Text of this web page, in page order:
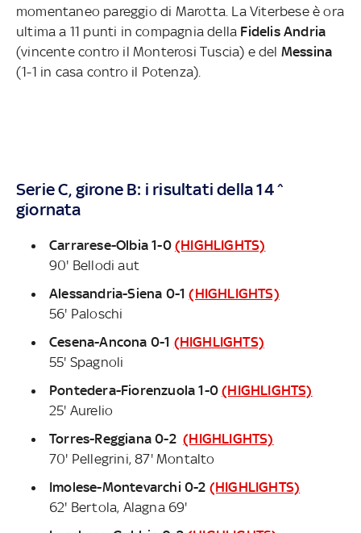
momentaneo pareggio di Marotta. La Viterbese è ora
ultima a 11 punti in compagnia della Fidelis Andria
(vincente contro il Monterosi Tuscia) e del Messina
(1-1 in casa contro il Potenza).
Serie C, girone B: i risultati della 14^
giornata
Carrarese-Olbia 1-0 (HIGHLIGHTS)
90' Bellodi aut
Alessandria-Siena 0-1(HIGHLIGHTS)
56' Paloschi
Cesena-Ancona 0-1 (HIGHLIGHTS)
55' Spagnoli
Pontedera-Fiorenzuola 1-0(HIGHLIGHTS)
25' Aurelio
Torres-Reggiana 0-2(HIGHLIGHTS)
70' Pellegrini, 87' Montalto
Imolese-Montevarchi 0-2 (HIGHLIGHTS)
62' Bertola, Alagna 69'